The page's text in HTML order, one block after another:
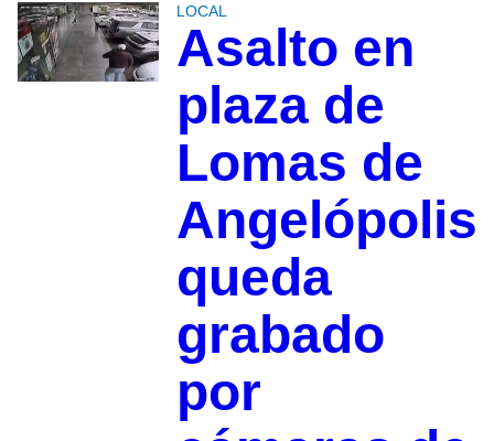
LOCAL
Asalto en
plaza de
Lomas de
Angelópolis
queda
grabado
por